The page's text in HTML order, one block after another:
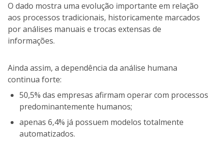
O dado mostra uma evolução importante em relação
aos processos tradicionais, historicamente marcados
por análises manuais e trocas extensas de
informações.
Ainda assim, a dependência da análise humana
continua forte:
50,5% das empresas afirmam operar com processos
predominantemente humanos;
apenas 6,4% já possuem modelos totalmente
automatizados.